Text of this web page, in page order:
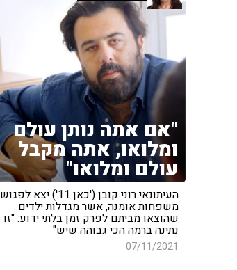
"אם אתה נותן עולם
ומלואו, אתה מקבל
עולם ומלואו"
העיתונאי רוני קובן ('כאן 11') יצא לפגוש
משפחות אומנה, אשר מגדלות ילדים
שהוצאו מביתם לפרק זמן בלתי ידוע: "זו
נתינה ברמה הכי גבוהה שיש"
07/11/2021